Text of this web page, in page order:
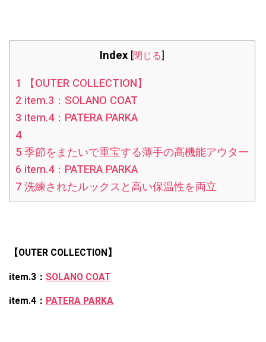
Index [閉じる]
1
【OUTER COLLECTION】
2item.3：SOLANO COAT
3 item.4：PATERA PARKA
4
5季節をまたいで重宝する薄手の高機能アウター
6 item.4：PATERA PARKA
7洗練されたルックスと高い保温性を両立
【OUTER COLLECTION】
item.3： SOLANO COAT
item.4： PATERA PARKA